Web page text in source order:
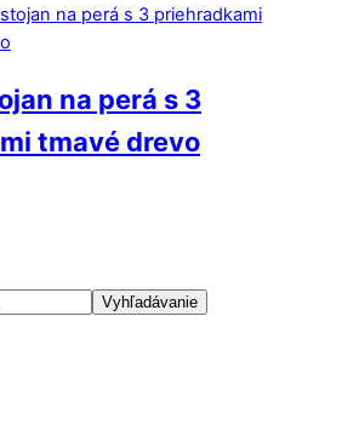
na perá s 3
tmavé drevo
Vyhľadávanie